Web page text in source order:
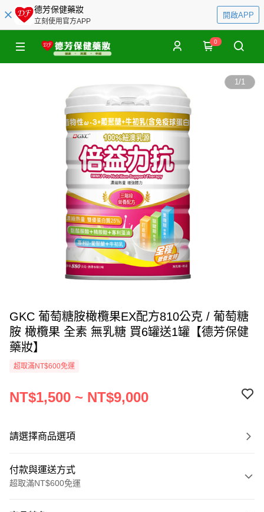
德芳保健藥妝
立刻使用官方APP
開啟APP
0
1/1
GKC 葡萄糖胺橄欖果EX配方810公克 / 葡萄糖
胺 橄欖果 全素 無乳糖 買6罐送1罐【德芳保健
藥妝】
超取滿NT$600免運
NT$1,500 ~ NT$9,000
請選擇商品選項
付款與運送方式
超取滿NT$600免運